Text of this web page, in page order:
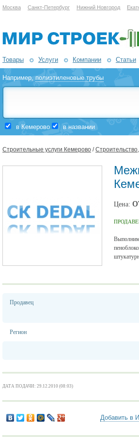
Москва Санкт-Петербург Нижний Новгород
Товары Услуги Компании Статьи
Например,полиэтиленовые трубы
в Кемерово в названии
Строительные услуги Кемерово /
Цена:
Продавец
Регион
ДАТА ПОДАЧИ: 29.12.2010 (08:03)
Добавить в